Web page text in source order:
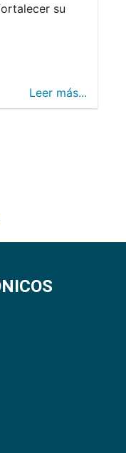
su
Leer más...